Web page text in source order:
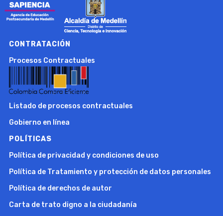
CONTRATACIÓN
Procesos Contractuales
Listado de procesos contractuales
Gobierno en línea
POLÍTICAS
Política de privacidad y condiciones de uso
Política de Tratamiento y protección de datos personales
Política de derechos de autor
Carta de trato digno a la ciudadanía